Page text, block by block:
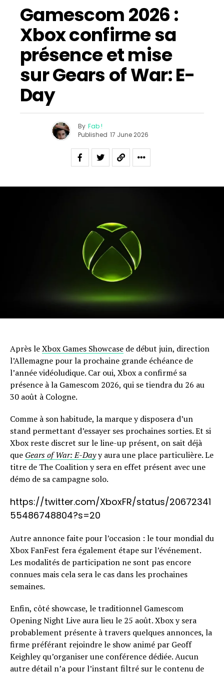
Gamescom 2026 :
Xbox confirme sa
présence et mise
sur Gears of War: E-
Day
By Fab !
Published 17 June 2026
Après leXbox Games Showcase de début juin, direction
l’Allemagne pour la prochaine grande échéance de
l’année vidéoludique. Car oui, Xbox a confirmé sa
présence à la Gamescom 2026, qui se tiendra du 26 au
30 août à Cologne.
Comme à son habitude, la marque y disposera d’un
stand permettant d’essayer ses prochaines sorties. Et si
Xbox reste discret sur le line-up présent, on sait déjà
que Gears of War: E-Dayy aura une place particulière. Le
titre de The Coalition y sera en effet présent avec une
démo de sa campagne solo.
https://twitter.com/XboxFR/status/20672341
55486748804?s=20
Autre annonce faite pour l’occasion : le tour mondial du
Xbox FanFest fera également étape sur l’événement.
Les modalités de participation ne sont pas encore
connues mais cela sera le cas dans les prochaines
semaines.
Enfin, côté showcase, le traditionnel Gamescom
Opening Night Live aura lieu le 25 août. Xbox y sera
probablement présente à travers quelques annonces, la
firme préférant rejoindre le show animé par Geoff
Keighley qu’organiser une conférence dédiée. Aucun
autre détail n’a pour l’instant filtré sur le contenu de